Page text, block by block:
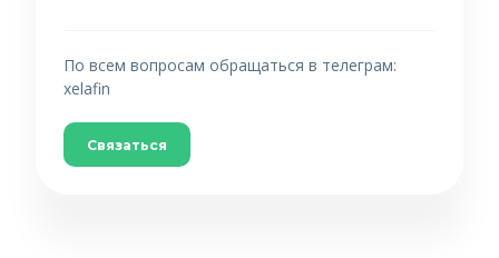
По всем вопросам обращаться в телегрaм:
xelafin
Связаться